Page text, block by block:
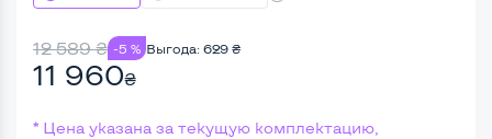
12 589₴ -5 % Выгода: 629 ₴
11 960₴
* Цена указана за текущую комплектацию,